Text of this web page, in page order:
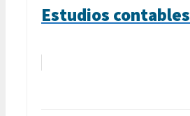
Estudios contables